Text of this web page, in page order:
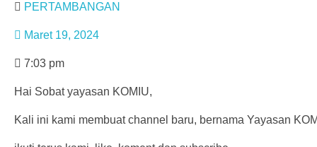
PERTAMBANGAN
Maret 19, 2024
7:03 pm
Hai Sobat yayasan KOMIU,
Kali ini kami membuat channel baru, bernama Yayasan